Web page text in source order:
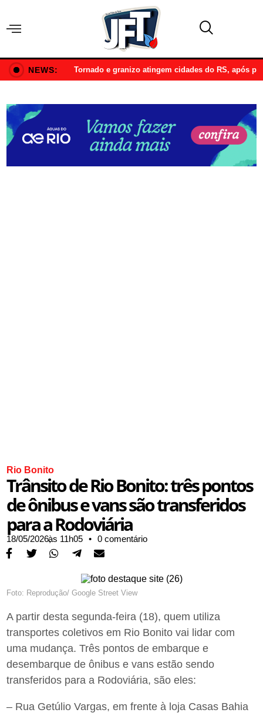
NEWS: Tornado e granizo atingem cidades do RS, após
Rio Bonito
Trânsito de Rio Bonito: três pontos
de ônibus e vans são transferidos
para a Rodoviária
18/05/2026,às 11h05 • 0 comentário
Foto: Reprodução/ Google Street View
A partir desta segunda-feira (18), quem utiliza
transportes coletivos em Rio Bonito vai lidar com
uma mudança. Três pontos de embarque e
desembarque de ônibus e vans estão sendo
transferidos para a Rodoviária, são eles:
– Rua Getúlio Vargas, em frente à loja Casas Bahia